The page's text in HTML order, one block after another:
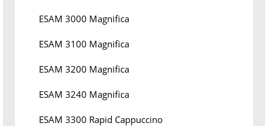
ESAM 3000 Magnifica
ESAM 3100 Magnifica
ESAM 3200 Magnifica
ESAM 3240 Magnifica
ESAM 3300 Rapid Cappuccino